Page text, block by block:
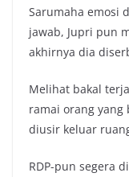
Sarumaha emosi
jawab, Jupri pun
akhirnya dia
Melihat bakal
ramai orang yang
diusir keluar
RDP-pun segera